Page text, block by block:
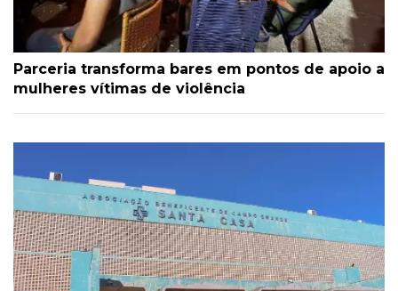
Parceria transforma bares em pontos de apoio a
mulheres vítimas de violência